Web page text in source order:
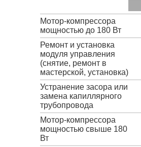
Мотор-компрессора
мощностью до 180 Вт
Ремонт и установка
модуля управления
(снятие, ремонт в
мастерской, установка)
Устранение засора или
замена капиллярного
трубопровода
Мотор-компрессора
мощностью свыше 180
Вт